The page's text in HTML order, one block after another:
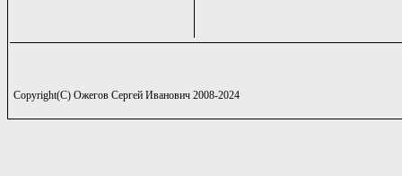
Copyright(C) Ожегов Сергей Иванович 2008-2024